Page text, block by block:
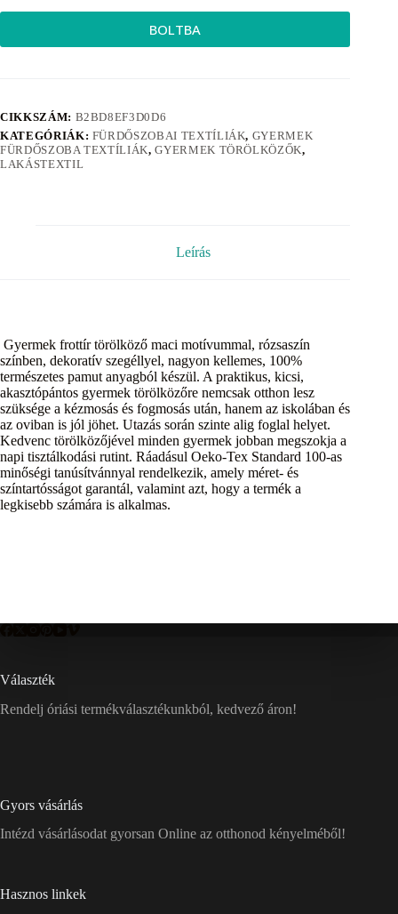
BOLTBA
CIKKSZÁM: B2BD8EF3D0D6
KATEGÓRIÁK: FÜRDŐSZOBAI TEXTÍLIÁK, GYERMEK
FÜRDŐSZOBA TEXTÍLIÁK,GYERMEK TÖRÖLKÖZŐK,
LAKÁSTEXTIL
Leírás
Gyermek frottír törölköző maci motívummal, rózsaszín
színben, dekoratív szegéllyel, nagyon kellemes, 100%
természetes pamut anyagból készül. A praktikus, kicsi,
akasztópántos gyermek törölközőre nemcsak otthon lesz
szüksége a kézmosás és fogmosás után, hanem az iskolában és
az oviban is jól jöhet. Utazás során szinte alig foglal helyet.
Kedvenc törölközőjével minden gyermek jobban megszokja a
napi tisztálkodási rutint. Ráadásul Oeko-Tex Standard 100-as
minőségi tanúsítvánnyal rendelkezik, amely méret- és
színtartósságot garantál, valamint azt, hogy a termék a
legkisebb számára is alkalmas.
Választék
Rendelj óriási termékválasztékunkból, kedvező áron!
Gyors vásárlás
Intézd vásárlásodat gyorsan Online az otthonod kényelméből!
Hasznos linkek